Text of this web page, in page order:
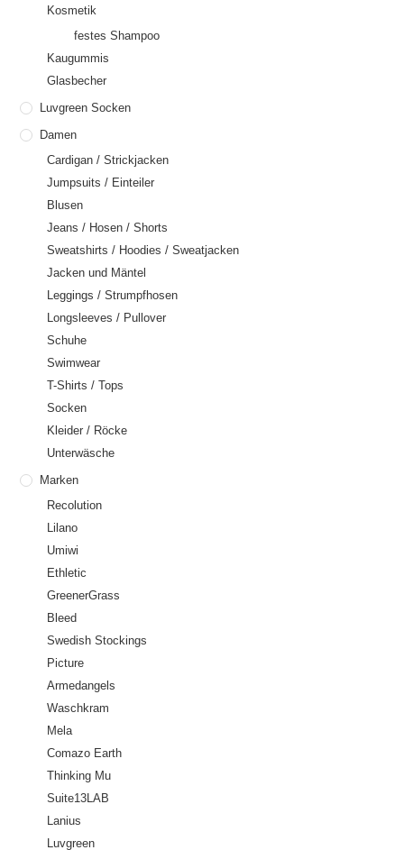
Kosmetik
festes Shampoo
Kaugummis
Glasbecher
Luvgreen Socken
Damen
Cardigan / Strickjacken
Jumpsuits / Einteiler
Blusen
Jeans / Hosen / Shorts
Sweatshirts / Hoodies / Sweatjacken
Jacken und Mäntel
Leggings / Strumpfhosen
Longsleeves / Pullover
Schuhe
Swimwear
T-Shirts / Tops
Socken
Kleider / Röcke
Unterwäsche
Marken
Recolution
Lilano
Umiwi
Ethletic
GreenerGrass
Bleed
Swedish Stockings
Picture
Armedangels
Waschkram
Mela
Comazo Earth
Thinking Mu
Suite13LAB
Lanius
Luvgreen